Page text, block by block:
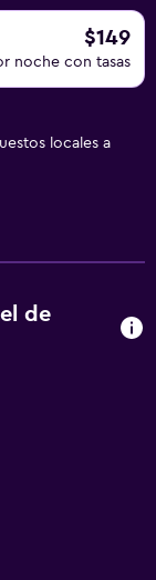
$149
noche con tasas
locales a
de